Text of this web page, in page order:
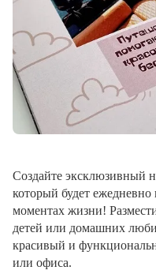
Создайте эксклюзивный
который будет
моментах жизни!
детей или домашних
красивый и
или офиса.